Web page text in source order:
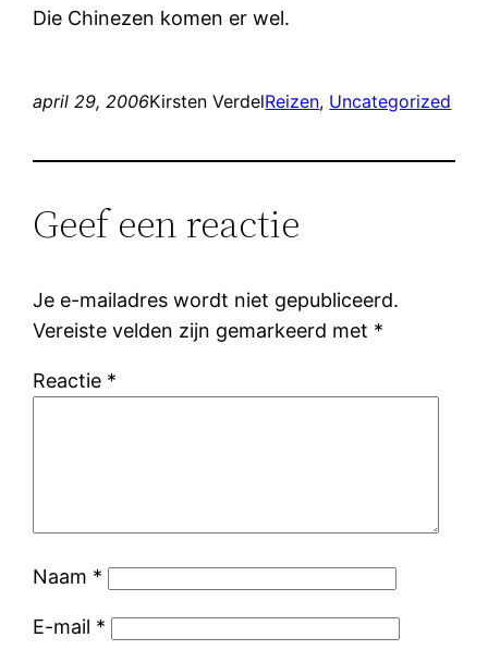
Die Chinezen komen er wel.
april 29, 2006Kirsten VerdelReizen, Uncategorized
Geef een reactie
Je e-mailadres wordt niet gepubliceerd.
Vereiste velden zijn gemarkeerd met *
Reactie *
Naam *
E-mail *